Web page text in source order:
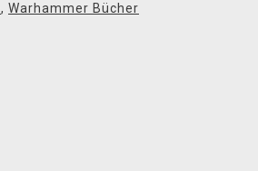
, Warhammer Bücher